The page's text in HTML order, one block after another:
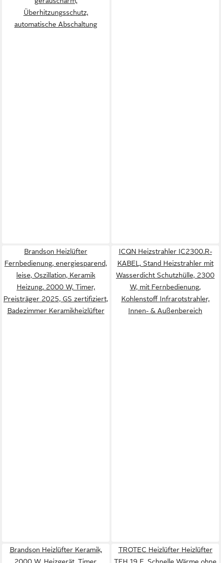
Überhitzungsschutz,
automatische Abschaltung
Brandson Heizlüfter
Fernbedienung, energiesparend,
leise, Oszillation, Keramik
Heizung, 2000 W, Timer,
Preisträger 2025, GS zertifiziert,
Badezimmer Keramikheizlüfter
ICQN Heizstrahler IC2300.R-
KABEL, Stand Heizstrahler mit
Wasserdicht Schutzhülle, 2300
W, mit Fernbedienung,
Kohlenstoff Infrarotstrahler,
Innen- & Außenbereich
Brandson Heizlüfter Keramik,
2000 W, Heizgerät, Timer,
TROTEC Heizlüfter Heizlüfter
TFH 19 E, Schnelle Wärme ohne